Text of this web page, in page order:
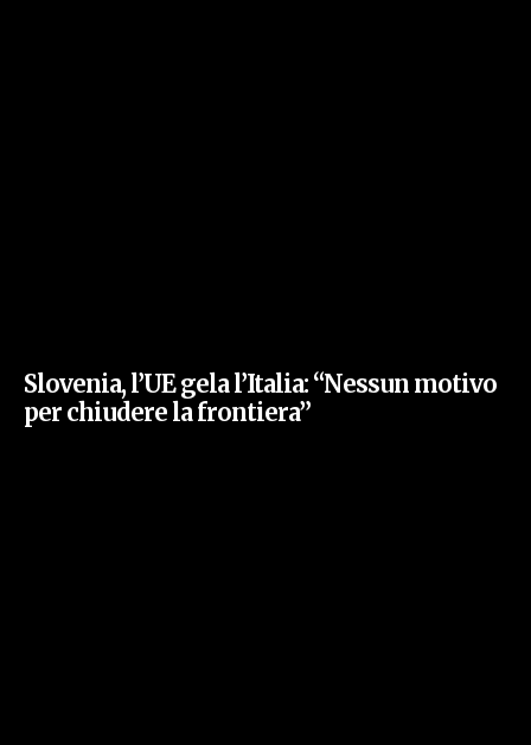
Slovenia, l’UE gela l’Italia: “Nessun motivo
per chiudere la frontiera”